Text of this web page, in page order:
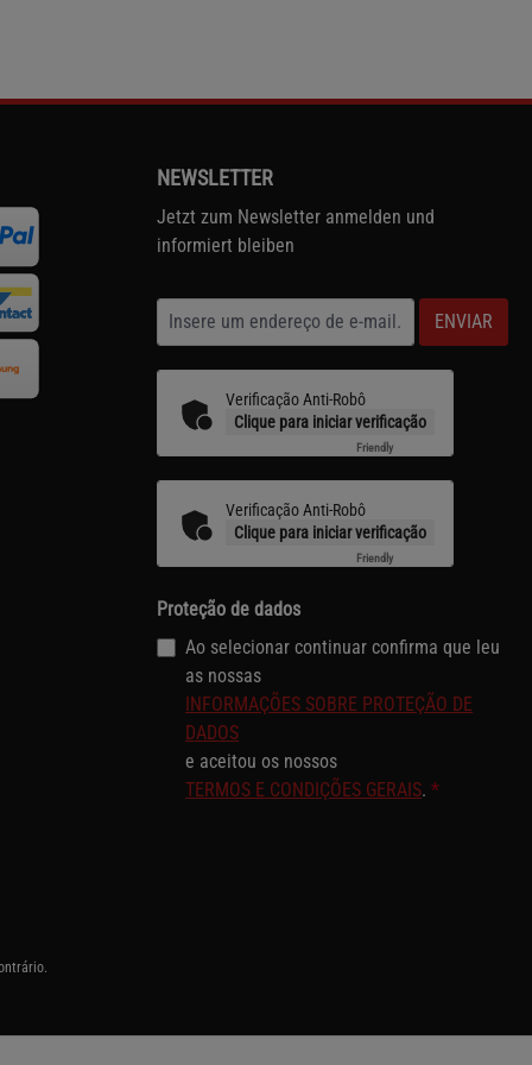
NEWSLETTER
Jetzt zum Newsletter anmelden und
informiert bleiben
ENVIAR
Verificação Anti-Robô
Clique para iniciar verificação
Friendly
Verificação Anti-Robô
Clique para iniciar verificação
Friendly
Proteção de dados
Ao selecionar continuar confirma que leu
as nossas
INFORMAÇÕES SOBRE PROTEÇÃO DE
DADOS
e aceitou os nossos
TERMOS E CONDIÇÕES GERAIS. *